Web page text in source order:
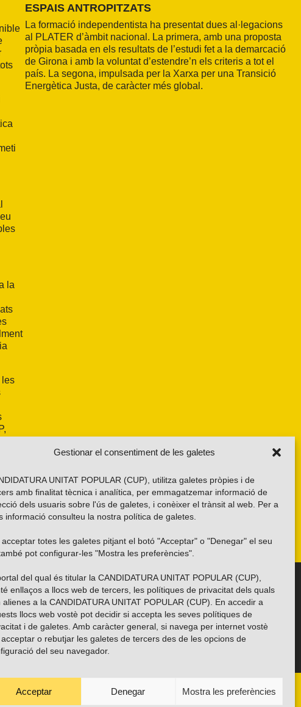
Gestionar el consentiment de les galetes
UNITAT POPULAR (CUP), utilitza galetes pròpies i de
amb finalitat tècnica i analítica, per emmagatzemar informació de
dels usuaris sobre l'ús de galetes, i conèixer el trànsit al web. Per a
informació consulteu la nostra política de galetes
acceptar totes les galetes pitjant el botó "Acceptar" o "Denegar" el seu
pot configurar-les "Mostra les preferències".
del qual és titular la CANDIDATURA UNITAT POPULAR (CUP),
enllaços a llocs web de tercers, les polítiques de privacitat dels quals
alienes a la CANDIDATURA UNITAT POPULAR (CUP). En accedir a
llocs web vostè pot decidir si accepta les seves polítiques de
i de galetes. Amb caràcter general, si navega per internet vostè
acceptar o rebutjar les galetes de tercers des de les opcions de
del seu navegador.
Acceptar Denegar Mostra les preferències
la
les
a
ESPAIS ANTROPITZATS
La formació independentista ha presentat dues al·legacions
al PLATER d’àmbit nacional. La primera, amb una proposta
pròpia basada en els resultats de l’estudi fet a la demarcació
de Girona i amb la voluntat d’estendre’n els criteris a tot el
país. La segona, impulsada per la Xarxa per una Transició
Energètica Justa, de caràcter més global.
Troba’ns a les xarxes socials
CAMPANYES TRANSPARÈNCIA